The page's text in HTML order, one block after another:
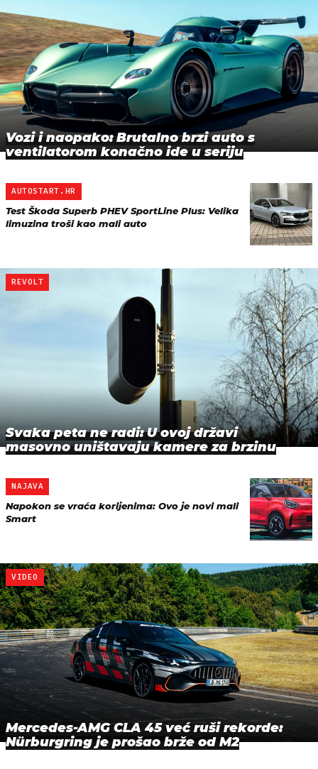
Vozi i naopako: Brutalno brzi auto s
ventilatorom konačno ide u seriju
AUTOSTART.HR
Test Škoda Superb PHEV SportLine Plus: Velika
limuzina troši kao mali auto
REVOLT
Svaka peta ne radi: U ovoj državi
masovno uništavaju kamere za brzinu
NAJAVA
Napokon se vraća korijenima: Ovo je novi mali
Smart
VIDEO
Mercedes-AMG CLA 45 već ruši rekorde:
Nürburgring je prošao brže od M2